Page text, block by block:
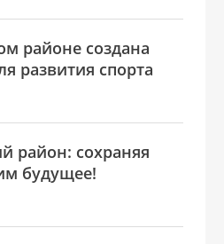
районе создана
развития спорта
район: сохраняя
будущее!